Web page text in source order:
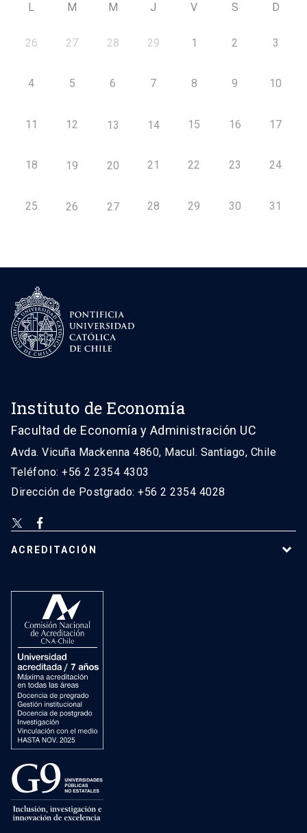
L M M J V S D
26 27 28 29 1 2 3
4 5 6 7 8 9 10
11 12 13 14 15 16 17
18 19 20 21 22 23 24
25 26 27 28 29 30 31
Instituto de Economía
Facultad de Economía y Administración UC
Avda. Vicuña Mackenna 4860, Macul. Santiago, Chile
Teléfono: +56 2 2354 4303
Dirección de Postgrado: +56 2 2354 4028
ACREDITACIÓN